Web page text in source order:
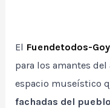
El Fuendetodos-
para los amantes
espacio museístico
fachadas del